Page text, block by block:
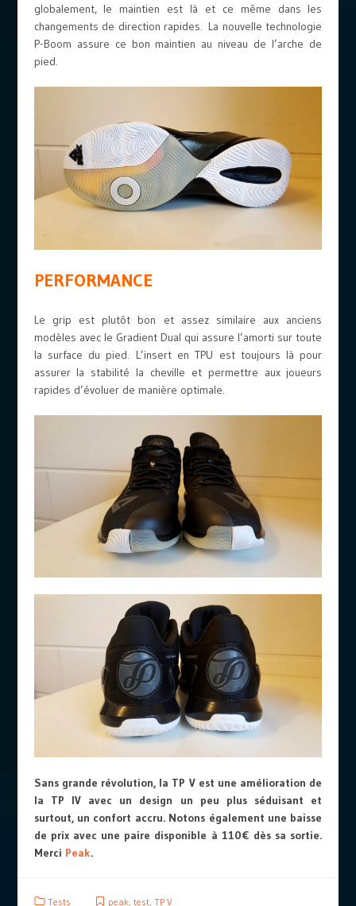
globalement, le maintien est là et ce même dans les
changements de direction rapides. La nouvelle technologie
P-Boom assure ce bon maintien au niveau de l’arche de
pied.
PERFORMANCE
Le grip est plutôt bon et assez similaire aux anciens
modèles avec le Gradient Dual qui assure l’amorti sur toute
la surface du pied. L’insert en TPU est toujours là pour
assurer la stabilité la cheville et permettre aux joueurs
rapides d’évoluer de manière optimale.
Sans grande révolution, la TP V est une amélioration de
la TP IV avec un design un peu plus séduisant et
surtout, un confort accru. Notons également une baisse
de prix avec une paire disponible à 110€ dès sa sortie.
Merci Peak.
Tests peak,test,TP V